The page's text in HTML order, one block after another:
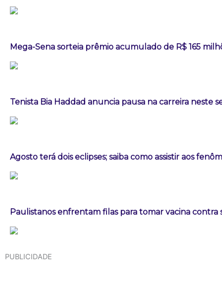
Mega-Sena sorteia prêmio acumulado de R$ 165
Tenista Bia Haddad anuncia pausa na carreira neste
Agosto terá dois eclipses; saiba como assistir aos
Paulistanos enfrentam filas para tomar vacina contra
PUBLICIDADE